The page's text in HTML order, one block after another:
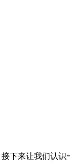
下来让我们认识